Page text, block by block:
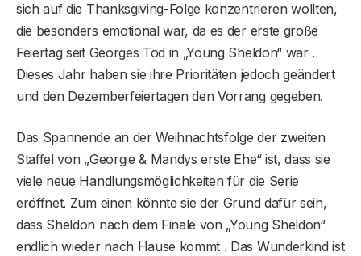
sich auf die Thanksgiving-Folge konzentrieren wollten,
die besonders emotional war, da es der erste große
Feiertag seit Georges Tod in „Young Sheldon“ war .
Dieses Jahr haben sie ihre Prioritäten jedoch geändert
und den Dezemberfeiertagen den Vorrang gegeben.
Das Spannende an der Weihnachtsfolge der zweiten
Staffel von „Georgie & Mandys erste Ehe“ ist, dass sie
viele neue Handlungsmöglichkeiten für die Serie
eröffnet. Zum einen könnte sie der Grund dafür sein,
dass Sheldon nach dem Finale von „Young Sheldon“
endlich wieder nach Hause kommt . Das Wunderkind ist